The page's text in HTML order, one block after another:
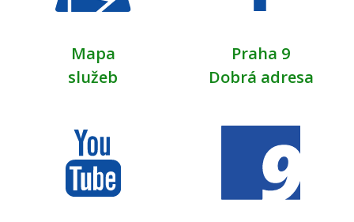
Mapa
služeb
Praha 9
Dobrá adresa